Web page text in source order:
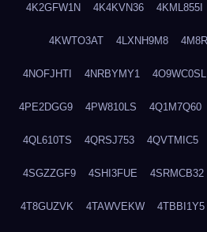
4K2GFW1N 4K4KVN36 4KML855I
4KWTO3AT 4LXNH9M8
4NOFJHTI 4NRBYMY1 4O9WC0SL
4PE2DGG9 4PW810LS 4Q1M7Q60
4QL610TS 4QRSJ753 4QVTMIC5
4SGZZGF9 4SHI3FUE 4SRMCB32
4T8GUZVK 4TAWVEKW 4TBBI1Y5